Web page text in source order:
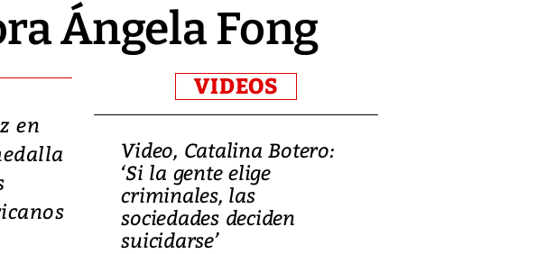
Ángela Fong
en
VIDEOS
Video, Catalina Botero:
‘Si la gente elige
criminales, las
sociedades deciden
suicidarse’